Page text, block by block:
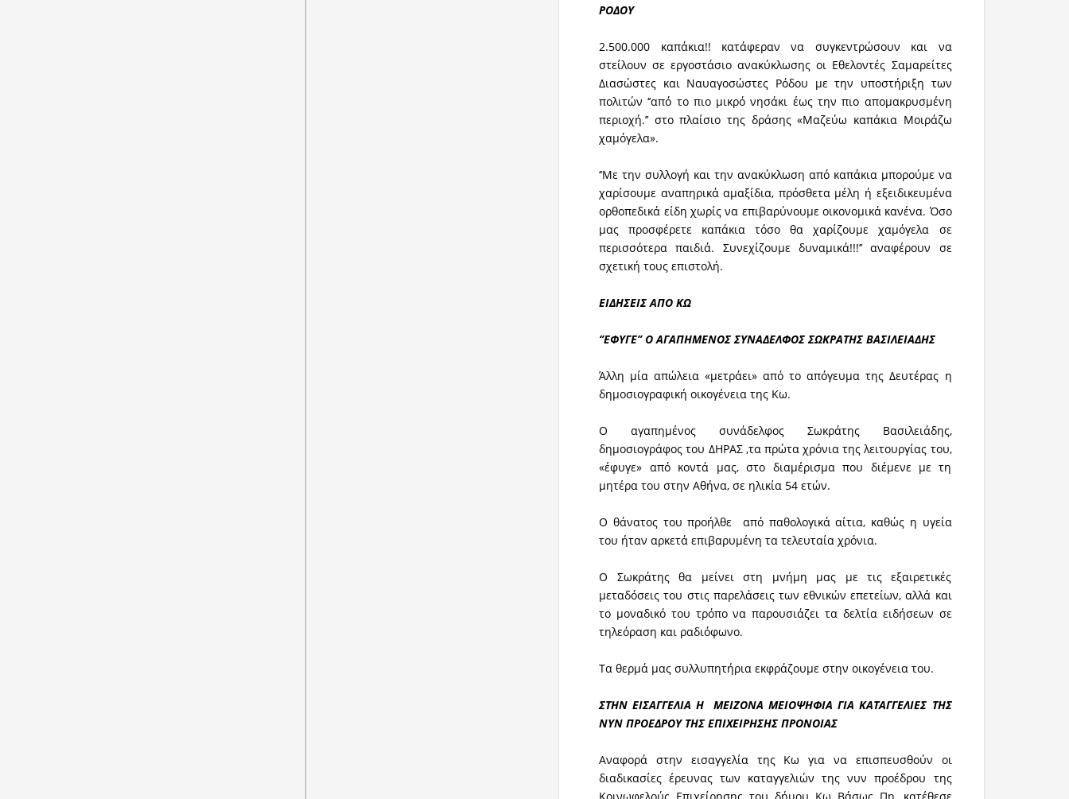
ΡΟΔΟΥ
2.500.000 καπάκια!! κατάφεραν να συγκεντρώσουν και να
στείλουν σε εργοστάσιο ανακύκλωσης οι Εθελοντές Σαμαρείτες
Διασώστες και Ναυαγοσώστες Ρόδου με την υποστήριξη των
πολιτών ‘’από το πιο μικρό νησάκι έως την πιο απομακρυσμένη
περιοχή.’’ στο πλαίσιο της δράσης «Μαζεύω καπάκια Μοιράζω
χαμόγελα».
‘’Με την συλλογή και την ανακύκλωση από καπάκια μπορούμε να
χαρίσουμε αναπηρικά αμαξίδια, πρόσθετα μέλη ή εξειδικευμένα
ορθοπεδικά είδη χωρίς να επιβαρύνουμε οικονομικά κανένα. Όσο
μας προσφέρετε καπάκια τόσο θα χαρίζουμε χαμόγελα σε
περισσότερα παιδιά. Συνεχίζουμε δυναμικά!!!’’ αναφέρουν σε
σχετική τους επιστολή.
ΕΙΔΗΣΕΙΣ ΑΠΟ ΚΩ
‘’ΕΦΥΓΕ’’ Ο ΑΓΑΠΗΜΕΝΟΣ ΣΥΝΑΔΕΛΦΟΣ ΣΩΚΡΑΤΗΣ ΒΑΣΙΛΕΙΑΔΗΣ
Άλλη μία απώλεια «μετράει» από το απόγευμα της Δευτέρας η
δημοσιογραφική οικογένεια της Κω.
Ο αγαπημένος συνάδελφος Σωκράτης Βασιλειάδης,
δημοσιογράφος του ΔΗΡΑΣ ,τα πρώτα χρόνια της λειτουργίας του,
«έφυγε» από κοντά μας, στο διαμέρισμα που διέμενε με τη
μητέρα του στην Αθήνα, σε ηλικία 54 ετών.
Ο θάνατος του προήλθε από παθολογικά αίτια, καθώς η υγεία
του ήταν αρκετά επιβαρυμένη τα τελευταία χρόνια.
Ο Σωκράτης θα μείνει στη μνήμη μας με τις εξαιρετικές
μεταδόσεις του στις παρελάσεις των εθνικών επετείων, αλλά και
το μοναδικό του τρόπο να παρουσιάζει τα δελτία ειδήσεων σε
τηλεόραση και ραδιόφωνο.
Τα θερμά μας συλλυπητήρια εκφράζουμε στην οικογένεια του.
ΣΤΗΝ ΕΙΣΑΓΓΕΛΙΑ Η ΜΕΙΖΟΝΑ ΜΕΙΟΨΗΦΙΑ ΓΙΑ ΚΑΤΑΓΓΕΛΙΕΣ ΤΗΣ
ΝΥΝ ΠΡΟΕΔΡΟΥ ΤΗΣ ΕΠΙΧΕΙΡΗΣΗΣ ΠΡΟΝΟΙΑΣ
Αναφορά στην εισαγγελία της Κω για να επισπευσθούν οι
διαδικασίες έρευνας των καταγγελιών της νυν προέδρου της